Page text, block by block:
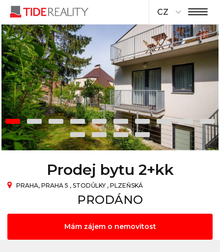
CZ
Prodej bytu 2+kk
PRAHA, PRAHA 5 , STODŮLKY , PLZEŇSKÁ
PRODÁNO
Mám zájem o nemovitost